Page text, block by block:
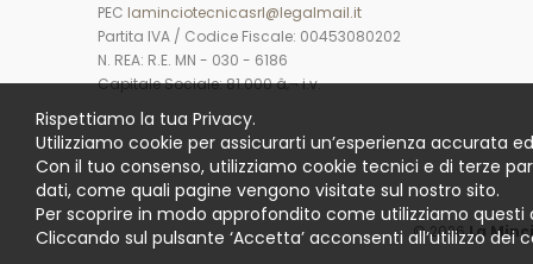
PEC laminciotecnicasrl@legalmail.it
Partita IVA / Codice Fiscale: 00453080202
N. REA: R.E. MN - 030 - 6186
Capitale Sociale: 81.000 â‚¬ i.v.
© 2026La
Rispettiamo la tua Privacy.
Utilizziamo cookie per assicurarti un’esperienza accurata
Con il tuo consenso, utilizziamo cookie tecnici e di terze
dati, come quali pagine vengono visitate sul nostro sito.
Per scoprire in modo approfondito come utilizziamo questi
Cliccando sul pulsante ‘Accetta’ acconsenti all’utilizzo dei